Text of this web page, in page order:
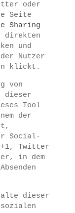
oder
Seite
Sharing
direkten
und
Nutzer
klickt.
von
dieser
Tool
der
Social-
Twitter
in dem
dieser